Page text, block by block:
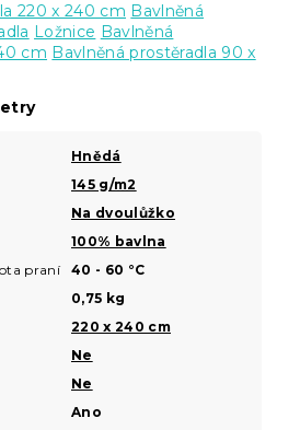
220 x 240 cm Bavlněná
Ložnice Bavlněná
cm Bavlněná prostěradla 90 x
Hnědá
145 g/m2
Na dvoulůžko
100% bavlna
praní
40 - 60 °C
0,75 kg
220 x 240 cm
Ne
Ne
Ano